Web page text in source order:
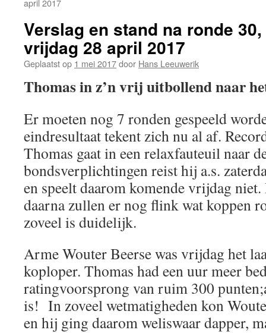
april 2017
Verslag en stand na ronde
vrijdag 28 april 2017
Geplaatst op 1 mei 2017door Hans Leeuwerik
Thomas in z’n vrij uitbollend naar
Er moeten nog 7 ronden gespeeld
eindresultaat tekent zich nu al af.
Thomas gaat in een relaxfauteuil naar
bondsverplichtingen reist hij a.s.
en speelt daarom komende vrijdag
daarna zullen er nog flink wat koppen
zoveel is duidelijk.
Arme Wouter Beerse was vrijdag het
koploper. Thomas had een uur meer
ratingvoorsprong van ruim 300 punten;
is! In zoveel wetmatigheden kon
en hij ging daarom weliswaar dapper,